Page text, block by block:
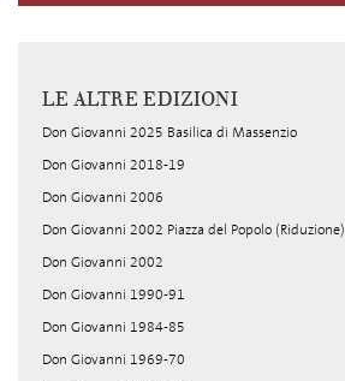
LE ALTRE EDIZIONI
Don Giovanni 2025 Basilica di Massenzio
Don Giovanni 2018-19
Don Giovanni 2006
Don Giovanni 2002 Piazza del Popolo (Riduzione)
Don Giovanni 2002
Don Giovanni 1990-91
Don Giovanni 1984-85
Don Giovanni 1969-70